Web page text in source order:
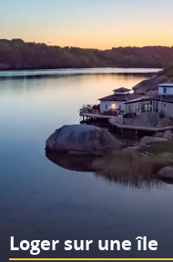
Loger sur une île